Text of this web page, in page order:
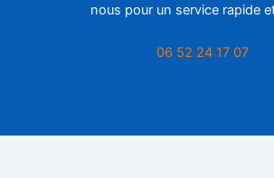
nous pour un service rapide
06 52 24 17 07